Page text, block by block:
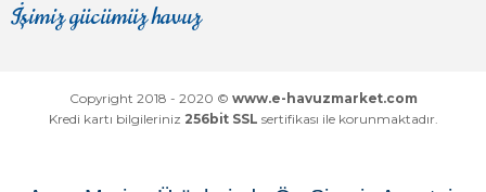
İşimiz gücümüz havuz
Mağaza
Depomuz
Copyright 2018 - 2020 © www.e-havuzmarket.com
Kredi kartı bilgileriniz 256bit SSL sertifikası ile korunmaktadır.